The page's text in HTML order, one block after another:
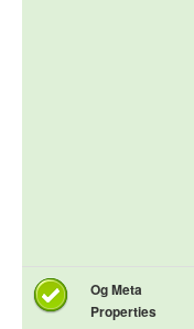
Og Meta
Properties